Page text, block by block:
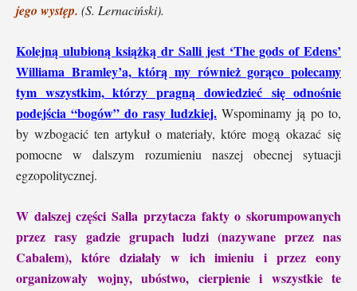
jego występ. (S. Lernaciński).
Kolejną ulubioną książką dr Salli jest ‘The gods of Edens’
Williama Bramley’a, którą my również gorąco polecamy
tym wszystkim, którzy pragną dowiedzieć się odnośnie
podejścia “bogów” do rasy ludzkiej. Wspominamy ją po to,
by wzbogacić ten artykuł o materiały, które mogą okazać się
pomocne w dalszym rozumieniu naszej obecnej sytuacji
egzopolitycznej.
W dalszej części Salla przytacza fakty o skorumpowanych
przez rasy gadzie grupach ludzi (nazywane przez nas
Cabalem), które działały w ich imieniu i przez eony
organizowały wojny, ubóstwo, cierpienie i wszystkie te